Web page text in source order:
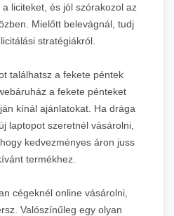
liciteket, és jól szórakozol az
Mielőtt belevágnál, tudj
stratégiákról.
találhatsz a fekete péntek
a fekete pénteket
kínál ajánlatokat. Ha drága
laptopot szeretnél vásárolni,
kedvezményes áron juss
termékhez.
cégeknél online vásárolni,
Valószínűleg egy olyan